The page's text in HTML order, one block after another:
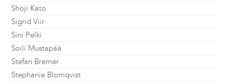
Shoji Kato
Sigrid Viir
Sini Pelki
Soili Mustapää
Stefan Bremer
Stephanie Blomqvist